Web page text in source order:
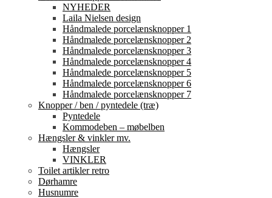
NYHEDER
Laila Nielsen design
Håndmalede porcelænsknopper 1
Håndmalede porcelænsknopper 2
Håndmalede porcelænsknopper 3
Håndmalede porcelænsknopper 4
Håndmalede porcelænsknopper 5
Håndmalede porcelænsknopper 6
Håndmalede porcelænsknopper 7
Knopper / ben / pyntedele (træ)
Pyntedele
Kommodeben – møbelben
Hængsler & vinkler mv.
Hængsler
VINKLER
Toilet artikler retro
Dørhamre
Husnumre